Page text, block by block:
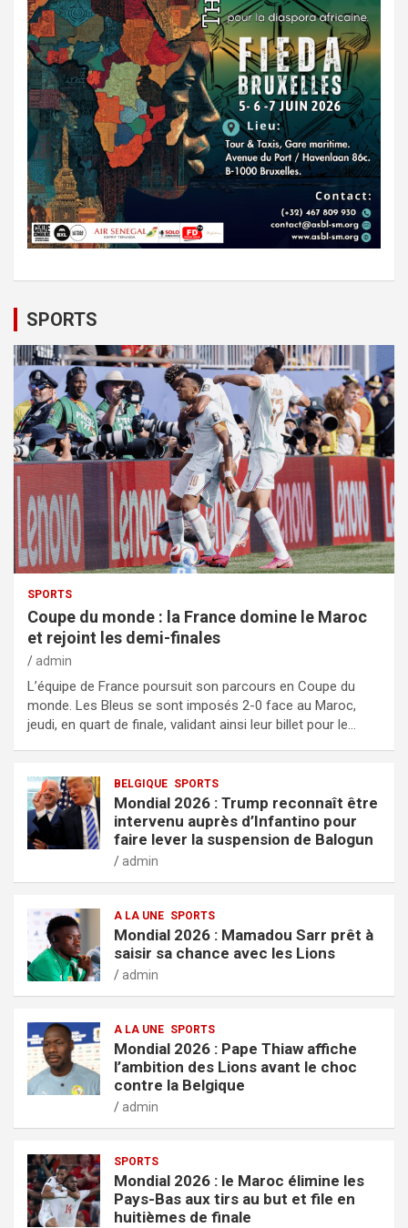
SPORTS
SPORTS
Coupe du monde : la France domine le Maroc
et rejoint les demi-finales
admin
L’équipe de France poursuit son parcours en Coupe du
monde. Les Bleus se sont imposés 2-0 face au Maroc,
jeudi, en quart de finale, validant ainsi leur billet pour le…
BELGIQUE SPORTS
Mondial 2026 : Trump reconnaît être
intervenu auprès d’Infantino pour
faire lever la suspension de Balogun
admin
A LA UNE SPORTS
Mondial 2026 : Mamadou Sarr prêt à
saisir sa chance avec les Lions
admin
A LA UNE SPORTS
Mondial 2026 : Pape Thiaw affiche
l’ambition des Lions avant le choc
contre la Belgique
admin
SPORTS
Mondial 2026 : le Maroc élimine les
Pays-Bas aux tirs au but et file en
huitièmes de finale